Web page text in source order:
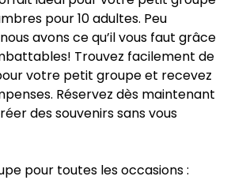
pour 10 adultes. Peu
avons ce qu’il vous faut grâce
Trouvez facilement de
votre petit groupe et recevez
Réservez dès maintenant
des souvenirs sans vous
pour toutes les occasions :